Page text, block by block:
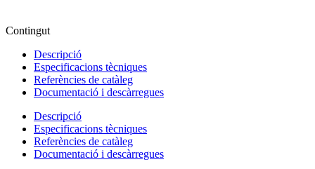
Contingut
Descripció
Especificacions tècniques
Referències de catàleg
Documentació i descàrregues
Descripció
Especificacions tècniques
Referències de catàleg
Documentació i descàrregues